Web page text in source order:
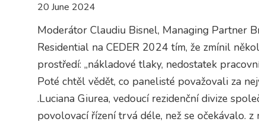
20 June 2024
Moderátor Claudiu Bisnel, Managing Partner
Residential na CEDER 2024 tím, že zmínil
prostředí: „nákladové tlaky, nedostatek
Poté chtěl vědět, co panelisté považovali za
.Luciana Giurea, vedoucí rezidenční divize
povolovací řízení trvá déle, než se očekávalo.